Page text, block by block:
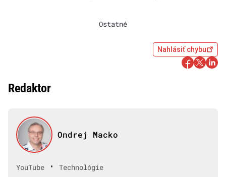
Ostatné
Nahlásiť chybu
Redaktor
Ondrej Macko
YouTube •
Technológie